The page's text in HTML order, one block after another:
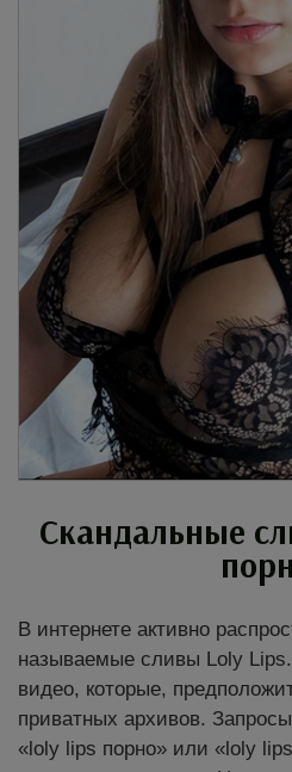
Скандальные
В интернете активно
называемые сливы Loly
видео, которые,
приватных архивов.
«loly lips порно» или «loly